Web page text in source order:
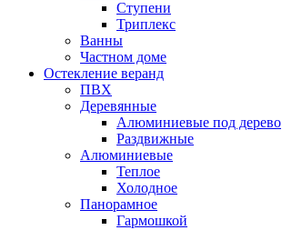
Ступени
Триплекс
Ванны
Частном доме
Остекление веранд
ПВХ
Деревянные
Алюминиевые под дерево
Раздвижные
Алюминиевые
Теплое
Холодное
Панорамное
Гармошкой